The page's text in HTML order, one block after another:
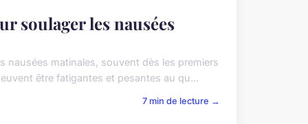
soulager les nausées
nausées matinales, souvent dès les premiers
être fatigantes et pesantes au qu...
7 min de lecture →